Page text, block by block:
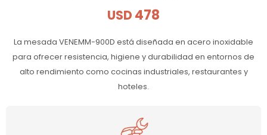
USD 478
La mesada VENEMM-900D está diseñada en acero inoxidable
para ofrecer resistencia, higiene y durabilidad en entornos de
alto rendimiento como cocinas industriales, restaurantes y
hoteles.